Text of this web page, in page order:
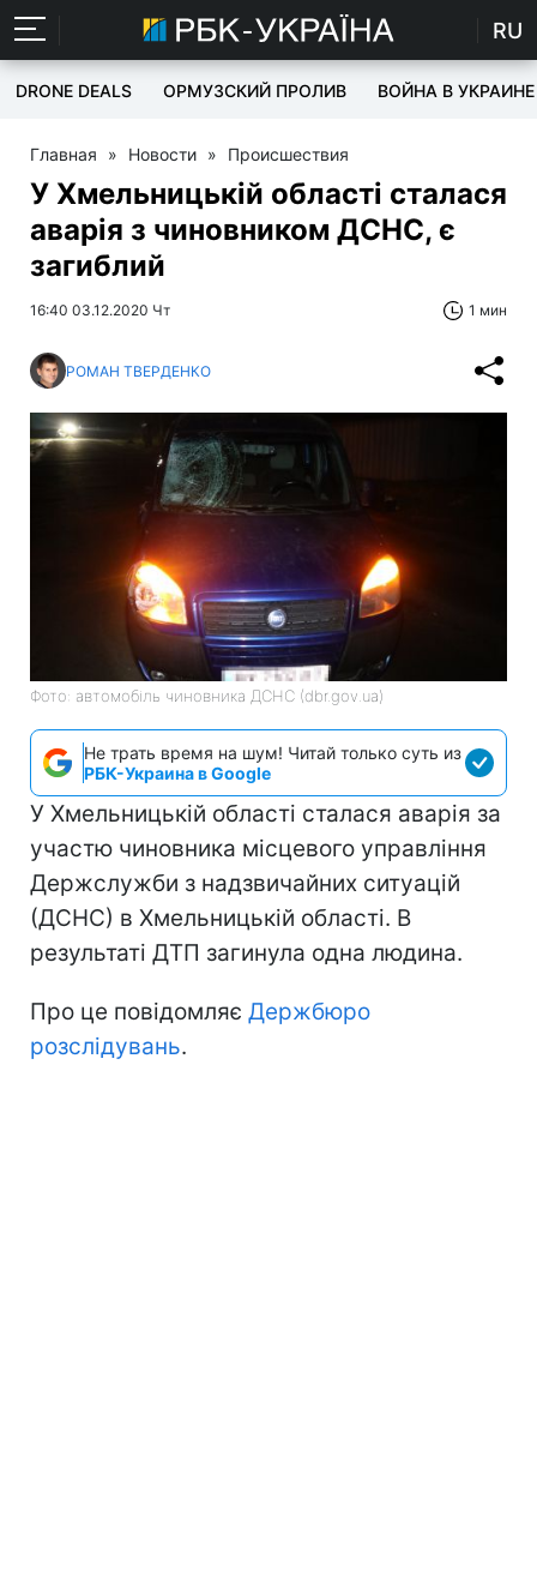
RU
DRONE DEALS ОРМУЗСКИЙ ПРОЛИВ ВОЙНА В УКРАИНЕ
Главная » Новости » Происшествия
У Хмельницькій області сталася
аварія з чиновником ДСНС, є
загиблий
16:40 03.12.2020 Чт 1 мин
РОМАН ТВЕРДЕНКО
Фото: автомобіль чиновника ДСНС (dbr.gov.ua)
Не трать время на шум! Читай только суть из
РБК-Украина в Google
У Хмельницькій області сталася аварія за
участю чиновника місцевого управління
Держслужби з надзвичайних ситуацій
(ДСНС) в Хмельницькій області. В
результаті ДТП загинула одна людина.
Про це повідомляє Держбюро
розслідувань.